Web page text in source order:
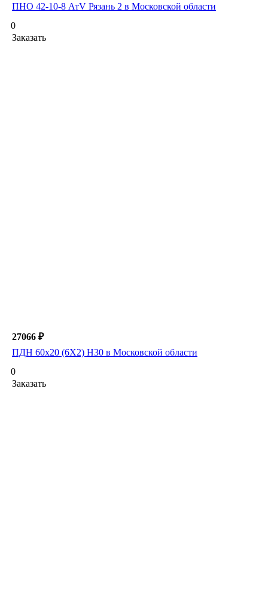
ПНО 42-10-8 АтV Рязань 2 в Московской области
0
Заказать
27066 ₽
ПДН 60х20 (6Х2) Н30 в Московской области
0
Заказать